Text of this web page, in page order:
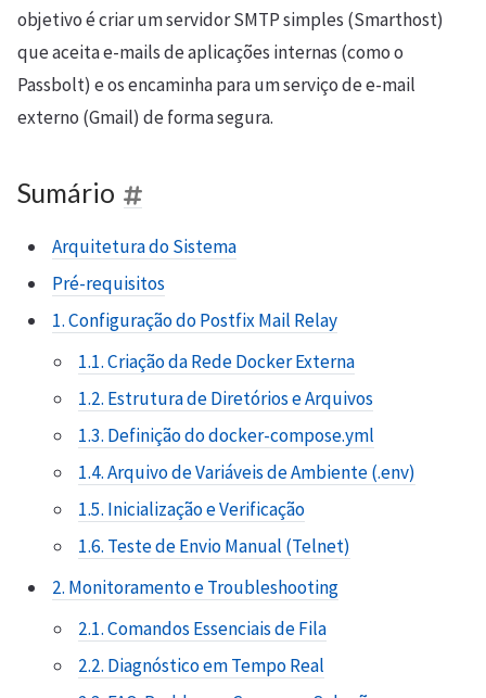
objetivo é criar um servidor SMTP simples (Smarthost)
que aceita e-mails de aplicações internas (como o
Passbolt) e os encaminha para um serviço de e-mail
externo (Gmail) de forma segura.
Sumário
Arquitetura do Sistema
Pré-requisitos
1. Configuração do Postfix Mail Relay
1.1. Criação da Rede Docker Externa
1.2. Estrutura de Diretórios e Arquivos
1.3. Definição do docker-compose.yml
1.4. Arquivo de Variáveis de Ambiente (.env)
1.5. Inicialização e Verificação
1.6. Teste de Envio Manual (Telnet)
2. Monitoramento e Troubleshooting
2.1. Comandos Essenciais de Fila
2.2. Diagnóstico em Tempo Real